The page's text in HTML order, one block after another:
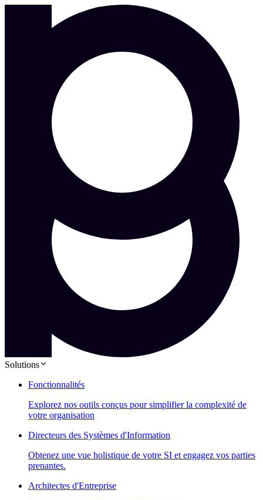
Solutions
Fonctionnalités
Explorez nos outils conçus pour simplifier la complexité de
votre organisation
Directeurs des Systèmes d'Information
Obtenez une vue holistique de votre SI et engagez vos parties
prenantes.
Architectes d'Entreprise